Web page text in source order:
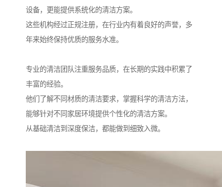
设备，更能提供系统化的清洁方案。
这些机构经过正规注册，在行业内有着良好的声誉，多
年来始终保持优质的服务水准。
专业的清洁团队注重服务品质，在长期的实践中积累了
丰富的经验。
他们了解不同材质的清洁要求，掌握科学的清洁方法，
能够针对不同家居环境提供个性化的清洁方案。
从基础清洁到深度保洁，都能做到细致入微。